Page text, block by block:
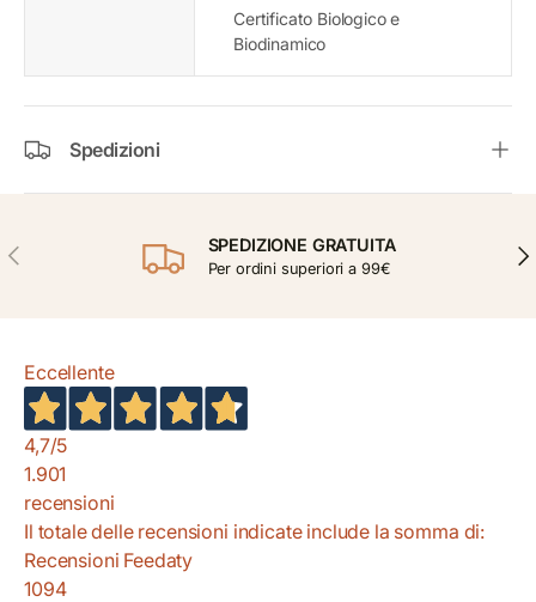
Certificato Biologico e
Biodinamico
Spedizioni
INDIETRO SPEDIZIONE GRATUITA
Per ordini superiori a 99€
Eccellente
4,7/5
1.901
recensioni
Il totale delle recensioni indicate include la somma di:
Recensioni Feedaty
1094